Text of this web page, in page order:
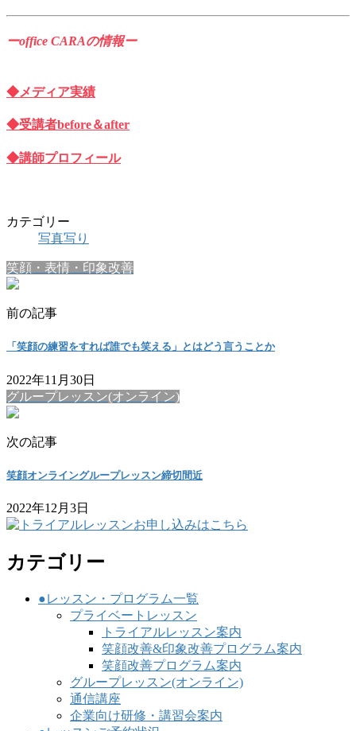
ーoffice CARAの情報ー
◆メディア実績
◆受講者before＆after
◆講師プロフィール
カテゴリー
写真写り
笑顔・表情・印象改善
前の記事
「笑顔の練習をすれば誰でも笑える」とはどう言うことか
2022年11月30日
グループレッスン(オンライン)
次の記事
笑顔オンライングループレッスン締切間近
2022年12月3日
カテゴリー
●レッスン・プログラム一覧
プライベートレッスン
トライアルレッスン案内
笑顔改善&印象改善プログラム案内
笑顔改善プログラム案内
グループレッスン(オンライン)
通信講座
企業向け研修・講習会案内